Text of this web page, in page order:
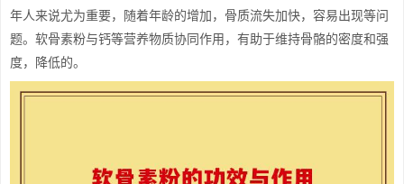
年人来说尤为重要，随着年龄的增加，骨质流失加快，容易出现等问
题。软骨素粉与钙等营养物质协同作用，有助于维持骨骼的密度和强
度，降低的。